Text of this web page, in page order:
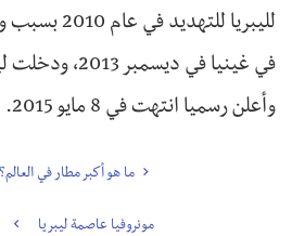
لليبريا
وأعلن رسميا انتهت في 8 مايو 2015.
ما هو أكبر مطار في العالم؟
مونروفيا عاصمة ليبريا